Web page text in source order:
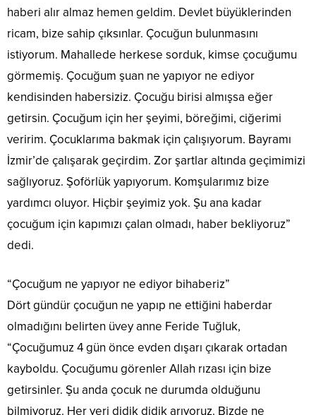
haberi alır almaz hemen geldim. Devlet büyüklerinden
ricam, bize sahip çıksınlar. Çocuğun bulunmasını
istiyorum. Mahallede herkese sorduk, kimse çocuğumu
görmemiş. Çocuğum şuan ne yapıyor ne ediyor
kendisinden habersiziz. Çocuğu birisi almışsa eğer
getirsin. Çocuğum için her şeyimi, böreğimi, ciğerimi
veririm. Çocuklarıma bakmak için çalışıyorum. Bayramı
İzmir’de çalışarak geçirdim. Zor şartlar altında geçimimizi
sağlıyoruz. Şoförlük yapıyorum. Komşularımız bize
yardımcı oluyor. Hiçbir şeyimiz yok. Şu ana kadar
çocuğum için kapımızı çalan olmadı, haber bekliyoruz”
dedi.
“Çocuğum ne yapıyor ne ediyor bihaberiz”
Dört gündür çocuğun ne yapıp ne ettiğini haberdar
olmadığını belirten üvey anne Feride Tuğluk,
“Çocuğumuz 4 gün önce evden dışarı çıkarak ortadan
kayboldu. Çocuğumu görenler Allah rızası için bize
getirsinler. Şu anda çocuk ne durumda olduğunu
bilmiyoruz. Her yeri didik didik arıyoruz. Bizde ne